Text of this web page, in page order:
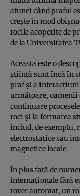
atunci când praful
crește în mod
rocile acoperite de
de la Universitatea
Aceasta este o
știință sunt încă în
praf și a
următoare, oamenii
continuare
roci și la formarea
includ, de
electrostatice sau
magnetice locale.
În plus față de
internaționale fără
rover automat, un